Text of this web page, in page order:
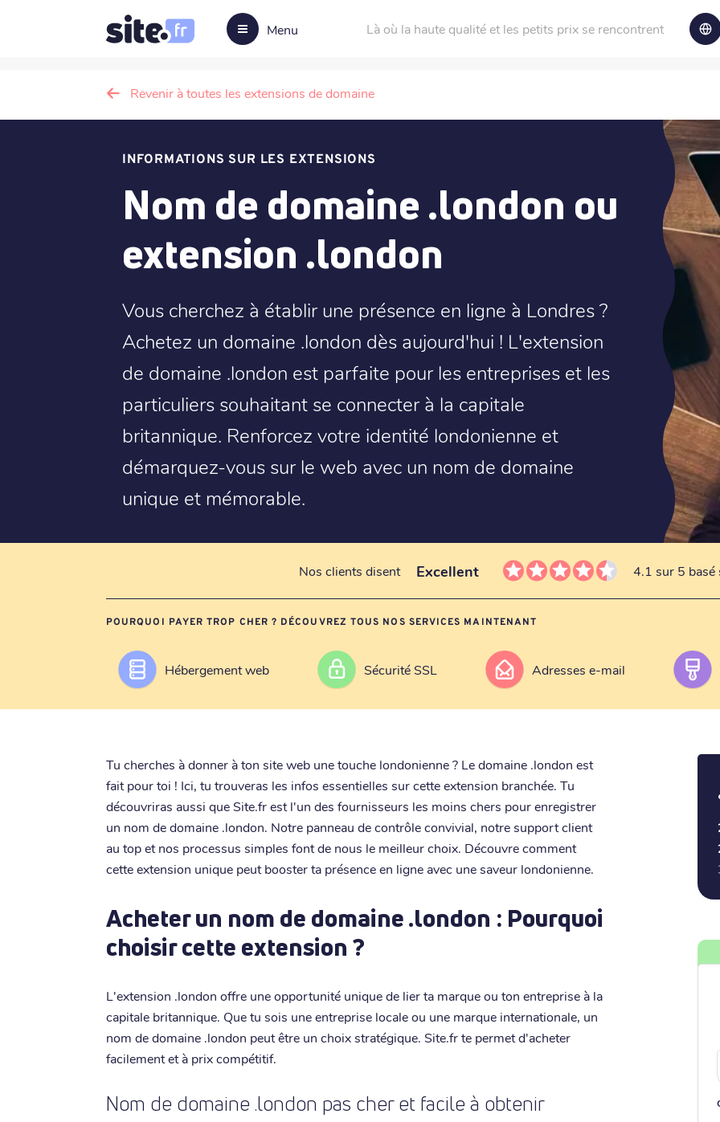
Menu Là où la haute qualité et les petits prix se rencontrent
Revenir à toutes les extensions de domaine
INFORMATIONS SUR LES EXTENSIONS
Nom de domaine .london ou
extension .london
Vous cherchez à établir une présence en ligne à Londres ?
Achetez un domaine .london dès aujourd'hui ! L'extension
de domaine .london est parfaite pour les entreprises et les
particuliers souhaitant se connecter à la capitale
britannique. Renforcez votre identité londonienne et
démarquez-vous sur le web avec un nom de domaine
unique et mémorable.
Nos clients disent Excellent 4.1 sur 5 basé
POURQUOI PAYER TROP CHER ? DÉCOUVREZ TOUS NOS SERVICES MAINTENANT
Hébergement web Sécurité SSL Adresses e-mail
Tu cherches à donner à ton site web une touche londonienne ? Le domaine .london est
fait pour toi ! Ici, tu trouveras les infos essentielles sur cette extension branchée. Tu
découvriras aussi que Site.fr est l'un des fournisseurs les moins chers pour enregistrer
un nom de domaine .london. Notre panneau de contrôle convivial, notre support client
au top et nos processus simples font de nous le meilleur choix. Découvre comment
cette extension unique peut booster ta présence en ligne avec une saveur londonienne.
Acheter un nom de domaine .london : Pourquoi
choisir cette extension ?
L'extension .london offre une opportunité unique de lier ta marque ou ton entreprise à la
capitale britannique. Que tu sois une entreprise locale ou une marque internationale, un
nom de domaine .london peut être un choix stratégique. Site.fr te permet d'acheter
facilement et à prix compétitif.
Nom de domaine .london pas cher et facile à obtenir